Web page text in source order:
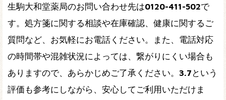
生駒大和堂薬局のお問い合わせ先は0120-411-502で
す。処方箋に関する相談や在庫確認、健康に関するご
質問など、お気軽にお電話ください。また、電話対応
の時間帯や混雑状況によっては、繋がりにくい場合も
ありますので、あらかじめご了承ください。 3.7 という
評価も参考にしながら、安心してご利用いただけま